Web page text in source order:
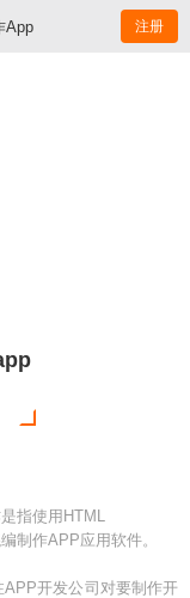
App 注册
指使用HTML
制作APP应用软件。
开发公司对要制作开